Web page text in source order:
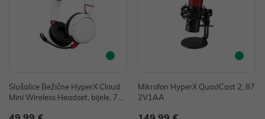
Slušalice Bežične HyperX Cloud
Mini Wireless Headset, bijele, 7G
Mikrofon HyperX QuadCast 2, 87
2V1AA